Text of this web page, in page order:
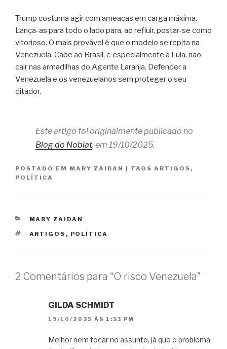
Trump costuma agir com ameaças em carga máxima.
Lança-as para todo o lado para, ao refluir, postar-se como
vitorioso. O mais provável é que o modelo se repita na
Venezuela. Cabe ao Brasil, e especialmente a Lula, não
cair nas armadilhas do Agente Laranja. Defender a
Venezuela e os venezuelanos sem proteger o seu
ditador.
Este artigo foi originalmente publicado no
Blog do Noblat, em 19/10/2025.
POSTADO EM MARY ZAIDAN | TAGS ARTIGOS ,
POLÍTICA
CATEGORIAS
MARY ZAIDAN
TAGS
ARTIGOS , POLÍTICA
2 Comentários para “O risco Venezuela”
GILDA SCHMIDT
19/10/2025 ÀS 1:53 PM
Melhor nem tocar no assunto, já que o problema